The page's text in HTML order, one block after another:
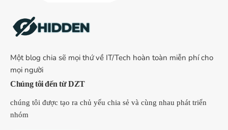
Một blog chia sẽ mọi thứ về IT/Tech hoàn toàn miễn phí cho
mọi người
Chúng tôi đến từ DZT
chúng tôi được tạo ra chủ yếu chia sẻ và cùng nhau phát triển
nhóm